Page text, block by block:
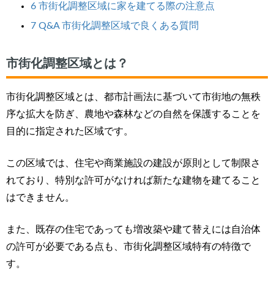
6 市街化調整区域に家を建てる際の注意点
7 Q&A 市街化調整区域で良くある質問
市街化調整区域とは？
市街化調整区域とは、都市計画法に基づいて市街地の無秩
序な拡大を防ぎ、農地や森林などの自然を保護することを
目的に指定された区域です。
この区域では、 住宅や商業施設の建設が原則として制限さ
れており、特別な許可がなければ新たな建物を建てること
はできません。
また、既存の住宅であっても増改築や建て替えには自治体
の許可が必要である点も、市街化調整区域特有の特徴で
す。